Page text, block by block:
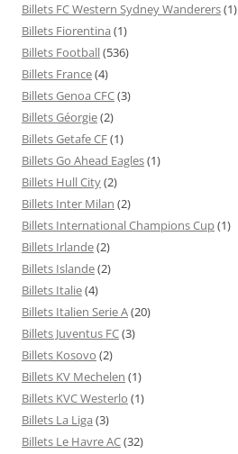
Billets FC Western Sydney Wanderers(1)
Billets Fiorentina (1)
Billets Football(536)
Billets France(4)
Billets Genoa CFC(3)
Billets Géorgie(2)
Billets Getafe CF(1)
Billets Go Ahead Eagles(1)
Billets Hull City(2)
Billets Inter Milan (2)
Billets International Champions Cup(1)
Billets Irlande(2)
Billets Islande(2)
Billets Italie(4)
Billets Italien Serie A(20)
Billets Juventus FC(3)
Billets Kosovo (2)
Billets KV Mechelen (1)
Billets KVC Westerlo (1)
Billets La Liga (3)
Billets Le Havre AC(32)